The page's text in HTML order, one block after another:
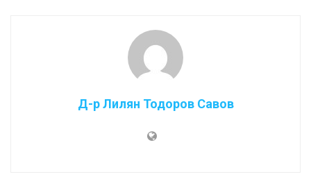
Д-р Лилян Тодоров Савов